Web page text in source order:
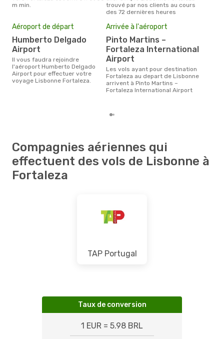
m min.
trouvé par nos clients au cours
des 72 dernières heures
Aéroport de départ
Humberto Delgado
Airport
Il vous faudra rejoindre
l'aéroport Humberto Delgado
Airport pour effectuer votre
voyage Lisbonne Fortaleza.
Arrivée à l'aéroport
Pinto Martins –
Fortaleza International
Airport
Les vols ayant pour destination
Fortaleza au depart de Lisbonne
arrivent à Pinto Martins –
Fortaleza International Airport
Compagnies aériennes qui
effectuent des vols de Lisbonne à
Fortaleza
TAP Portugal
Taux de conversion
1 EUR = 5.98 BRL